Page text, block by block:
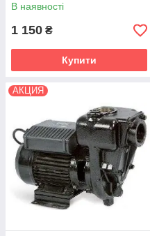
В наявності
1 150 ₴
Купити
АКЦИЯ